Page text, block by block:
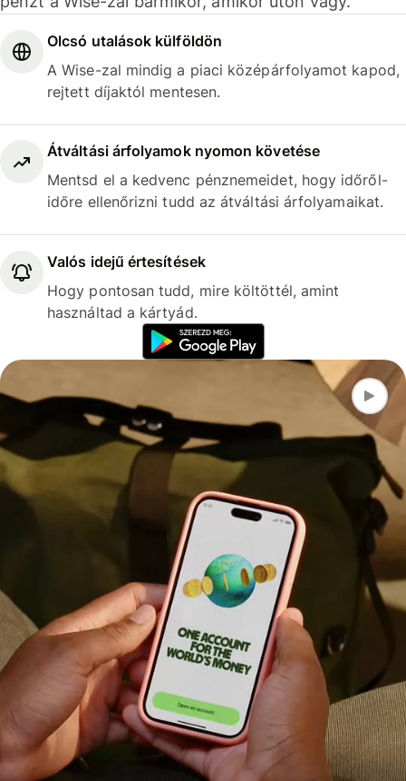
Olcsó utalások külföldön
A Wise-zal mindig a piaci középárfolyamot kapod,
rejtett díjaktól mentesen.
Átváltási árfolyamok nyomon követése
Mentsd el a kedvenc pénznemeidet, hogy időről-
időre ellenőrizni tudd az átváltási árfolyamaikat.
Valós idejű értesítések
Hogy pontosan tudd, mire költöttél, amint
használtad a kártyád.